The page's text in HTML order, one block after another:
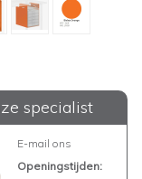
specialist
E-mail ons
Openingstijden: